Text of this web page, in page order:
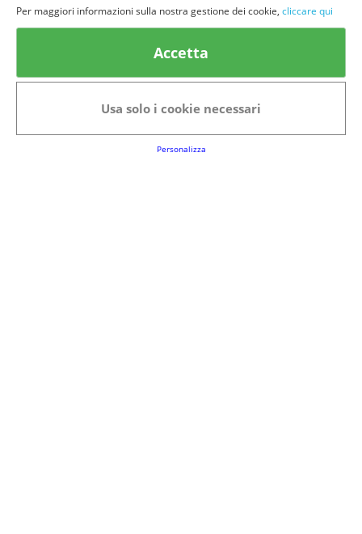
Categorie in evidenza
Alimenti e bevande
Bambini
Animali
Link Utili
Per maggiori informazioni sulla nostra gestione dei cookie, cliccare qui
Accetta
Usa solo i cookie necessari
Personalizza